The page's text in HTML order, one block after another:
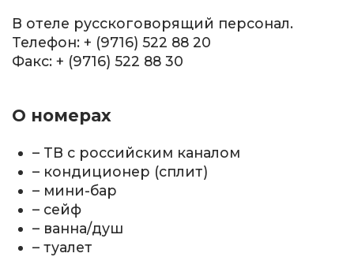
В отеле русскоговорящий персонал.
Телефон: + (9716) 522 88 20
Факс: + (9716) 522 88 30
О номерах
– ТВ с российским каналом
– кондиционер (сплит)
– мини-бар
– сейф
– ванна/душ
– туалет